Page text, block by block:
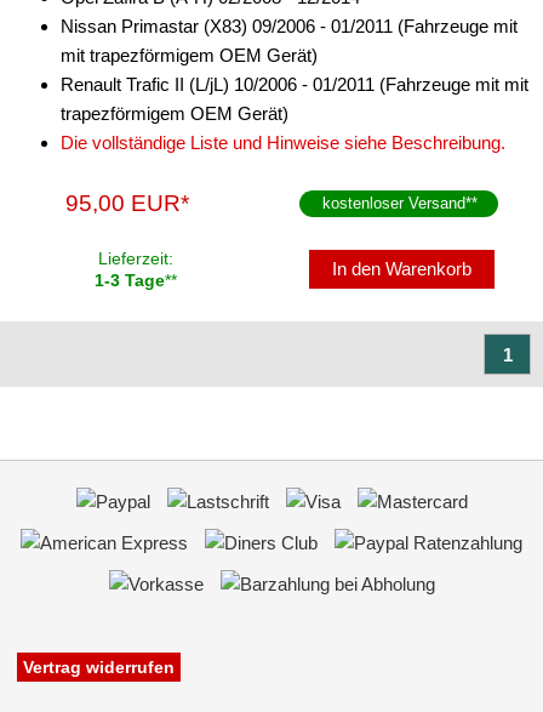
Nissan Primastar (X83) 09/2006 - 01/2011 (Fahrzeuge mit
mit trapezförmigem OEM Gerät)
Renault Trafic II (L/jL) 10/2006 - 01/2011 (Fahrzeuge mit mit
trapezförmigem OEM Gerät)
Die vollständige Liste und Hinweise siehe Beschreibung.
95,00 EUR* kostenloser Versand**
Lieferzeit:
1-3 Tage**
In den Warenkorb
1
Vertrag widerrufen